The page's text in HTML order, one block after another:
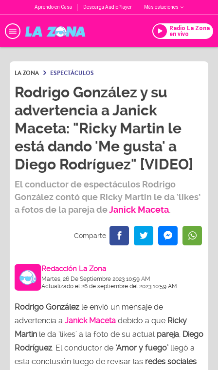
Aprendo en Casa Descarga AudioPlayer Más estaciones
Radio La Zona
en vivo
LA ZONA ESPECTÁCULOS
Rodrigo González y su
advertencia a Janick
Maceta: "Ricky Martin le
está dando 'Me gusta' a
Diego Rodríguez" [VIDEO]
El conductor de espectáculos Rodrigo
Gonzálezcontó que Ricky Martin le da ‘likes’
a fotos de la pareja deJanick Maceta.
Redacción La Zona
Martes, 26 De Septiembre 2023 10:59 AM
Actualizado el 26 de septiembre del 2023 10:59 AM
Rodrigo González le envió un mensaje de
advertencia a Janick Maceta debido a que Ricky
Martin le da ‘likes’ a la foto de su actual pareja, Diego
Rodríguez. El conductor de ‘Amor y fuego’ llegó a
esta conclusión luego de revisar las redes sociales